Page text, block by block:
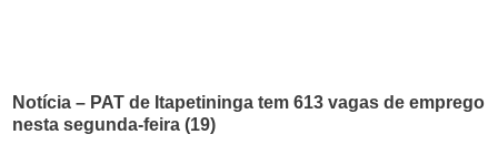
Notícia – PAT de Itapetininga tem 613 vagas de emprego
nesta segunda-feira (19)